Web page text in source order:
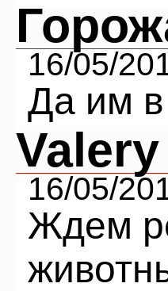
16/05/
Да им
Valery
16/05/
Ждем